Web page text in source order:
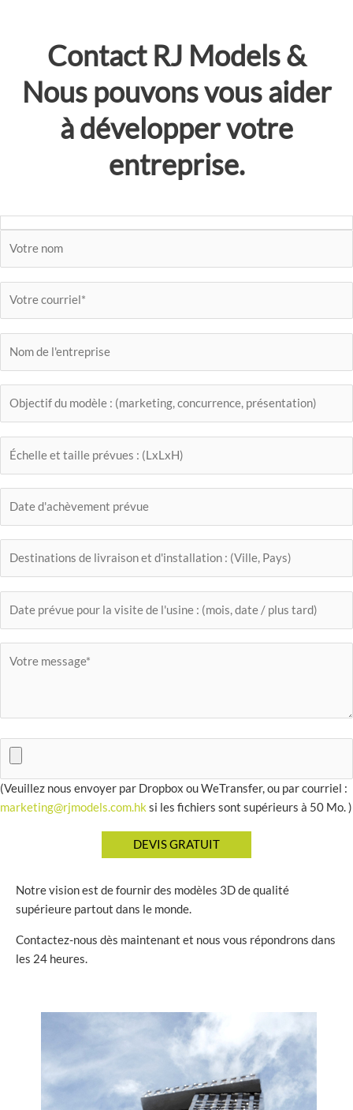
Contact RJ Models&
Nous pouvons vous aider
à développer votre
entreprise.
(Veuillez nous envoyer par Dropbox ou WeTransfer, ou par courriel :
marketing@rjmodels.com.hk si les fichiers sont supérieurs à 50 Mo. )
Notre vision est de fournir des modèles 3D de qualité
supérieure partout dans le monde.
Contactez-nous dès maintenant et nous vous répondrons dans
les 24 heures.